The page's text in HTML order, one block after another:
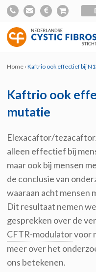
Home ›Kaftrio ook effectief bij
Kaftrio ook
mutatie
Elexacaftor/
alleen effectief bij
maar ook bij mensen
de conclusie van
waaraan acht mensen
Dit resultaat nemen
gesprekken over de
CFTR-modulatorvoor
meer over het
ons betekenen.